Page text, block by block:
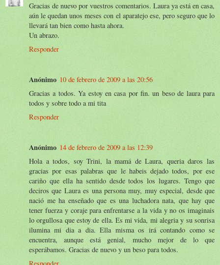
Gracias de nuevo por vuestros comentarios. Laura ya está en casa,
aún le quedan unos meses con el aparatejo ese, pero seguro que lo
llevará tan bien como hasta ahora.
Un abrazo.
Responder
Anónimo 10 de febrero de 2009 a las 20:56
Gracias a todos. Ya estoy en casa por fin. un beso de laura para
todos y sobre todo a mi tita
Responder
Anónimo 14 de febrero de 2009 a las 12:39
Hola a todos, soy Trini, la mamá de Laura, queria daros las
gracias por esas palabras que le habeis dejado todos, por ese
cariño que ella ha sentido desde todos los lugares. Tengo que
deciros que Laura es una persona muy, muy especial, desde que
nació me ha enseñado que es una luchadora nata, que hay que
tener fuerza y coraje para enfrentarse a la vida y no os imaginais
lo orgullosa que estoy de ella. Es mi vida, mi alegria y su sonrisa
ilumina mi dia a dia. Ella misma os irá contando como se
encuentra, aunque está genial, mucho mejor de lo que
esperábamos. Gracias de nuevo y un beso para todos.
Responder